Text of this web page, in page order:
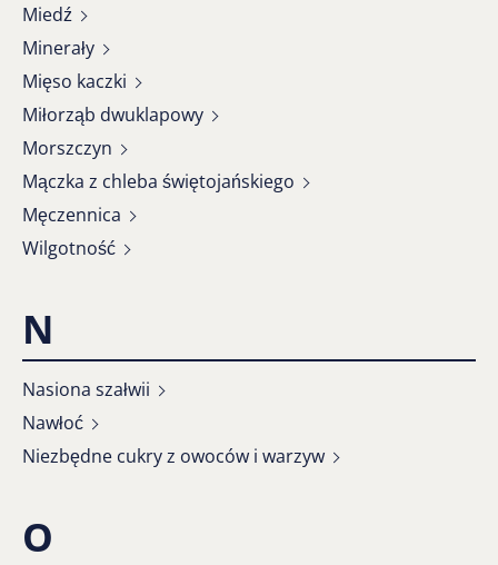
Miedź
Minerały
Mięso kaczki
Miłorząb dwuklapowy
Morszczyn
Mączka z chleba świętojańskiego
Męczennica
Wilgotność
N
Nasiona szałwii
Nawłoć
Niezbędne cukry z owoców i warzyw
O